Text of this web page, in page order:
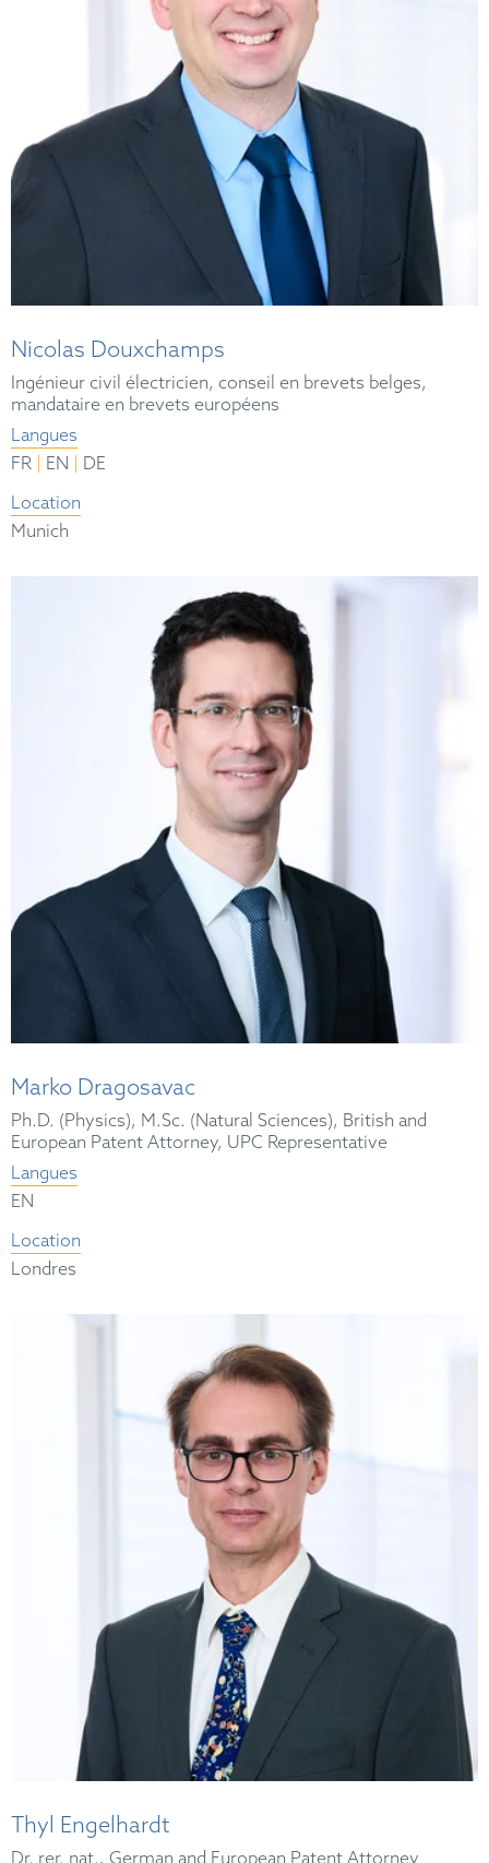
Nicolas Douxchamps
Ingénieur civil électricien, conseil en brevets belges,
mandataire en brevets européens
Langues
FR
EN
DE
Location
Munich
Marko Dragosavac
Ph.D. (Physics), M.Sc. (Natural Sciences), British and
European Patent Attorney, UPC Representative
Langues
EN
Location
Londres
Thyl Engelhardt